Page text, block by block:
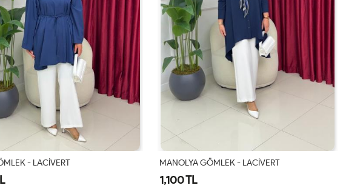
- LACİVERT MANOLYA GÖMLEK - LACİVERT
1,100 TL